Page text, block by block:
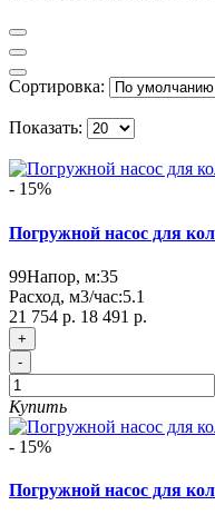
Сортировка:
Показать:
- 15%
Погружной насос для
99Напор, м:35
Расход, м3/час:5.1
21 754 р. 18 491 р.
+
-
Купить
- 15%
Погружной насос для